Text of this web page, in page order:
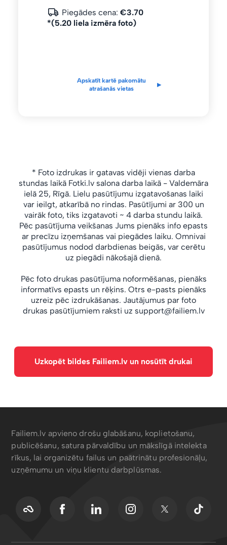
Piegādes cena: €3.70
*(5.20 liela izmēra foto)
Apskatīt kartē pakomātu
atrašanās vietas
▸
* Foto izdrukas ir gatavas vidēji vienas darba
stundas laikā Fotki.lv salona darba laikā - Valdemāra
ielā 25, Rīgā. Lielu pasūtījumu izgatavošanas laiki
var ieilgt, atkarībā no rindas. Pasūtījumi ar 300 un
vairāk foto, tiks izgatavoti ~ 4 darba stundu laikā.
Pēc pasūtījuma veikšanas Jums pienāks info epasts
ar precīzu izņemšanas vai piegādes laiku. Omnivai
pasūtījumus nodod darbdienas beigās, var cerētu
uz piegādi nākošajā dienā.
Pēc foto drukas pasūtījuma noformēšanas, pienāks
informatīvs epasts un rēķins. Otrs e-pasts pienāks
uzreiz pēc izdrukāšanas. Jautājumus par foto
drukas pasūtījumiem raksti uz support@failiem.lv
Uzkopēt bildes Failiem.lv un nosūtīt drukai
Failiem.lv apvieno drošu glabāšanu, koplietošanu,
publicēšanu, satura pārvaldību un mākslīgā intelekta
rīkus, lai organizētu failus un paātrinātu profesionāļu,
uzņēmumu un viņu klientu darbplūsmas.